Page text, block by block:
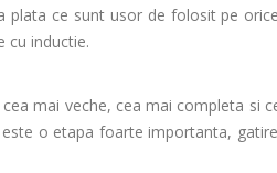
plata ce sunt usor de folosit pe
cu inductie.
mai veche, cea mai completa si
o etapa foarte importanta,